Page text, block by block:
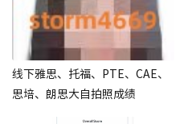
线下雅思、托福、PTE、CAE、
思培、朗思大自拍照成绩